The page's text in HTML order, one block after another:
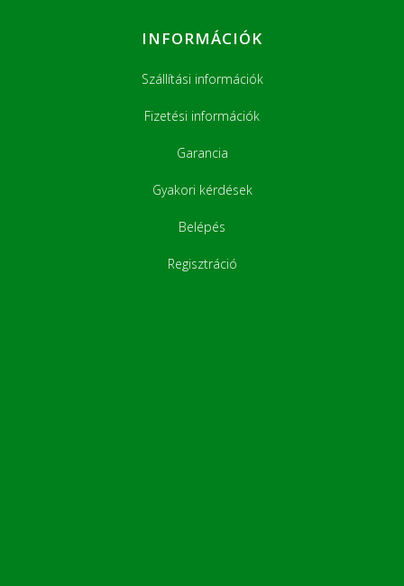
INFORMÁCIÓK
Szállítási információk
Fizetési információk
Garancia
Gyakori kérdések
Belépés
Regisztráció